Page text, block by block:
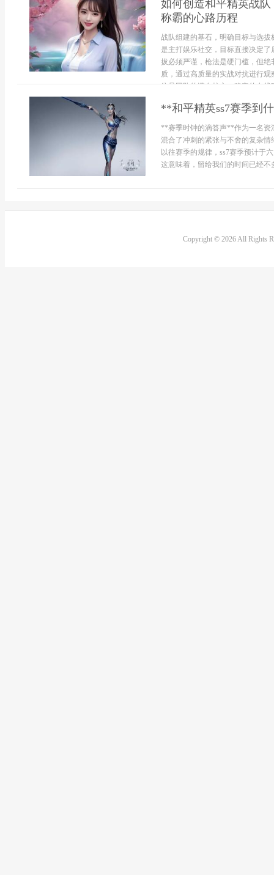
如何创造和平精英战
称霸的心路历程
战队组建的基石，明确目标与选
是主打娱乐社交，目标直接决定
拔必须严谨，枪法是硬门槛，但
质，通过高质量的实战对抗进行
往是团队的潜在核心，稳定的在线
**和平精英ss7赛季到
**赛季时钟的滴答声**作为一名资
混合了冲刺的紧张与不舍的复杂
以往赛季的规律，ss7赛季预计于
这意味着，留给我们的时间已经不
Copyright © 2026 All Rights